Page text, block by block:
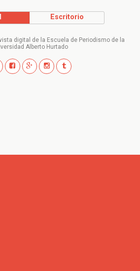
Escritorio
digital de la Escuela de Periodismo de la
Alberto Hurtado